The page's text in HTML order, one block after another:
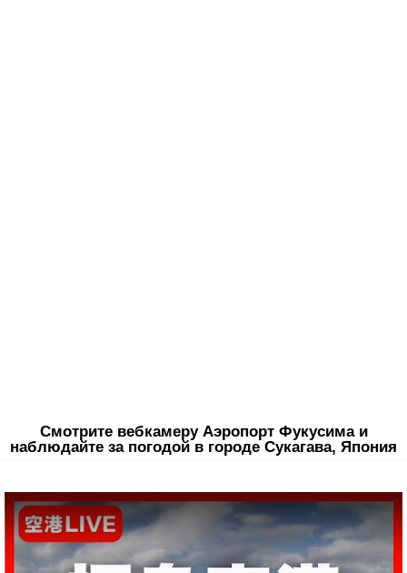
Смотрите вебкамеру Аэропорт Фукусима и
наблюдайте за погодой в городе Сукагава, Япония